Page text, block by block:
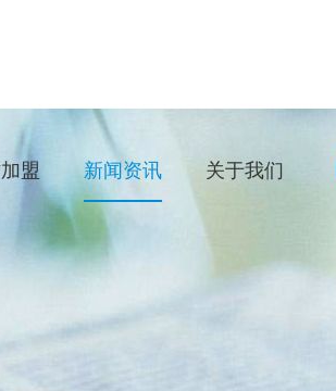
盟 新闻资讯 关于我们